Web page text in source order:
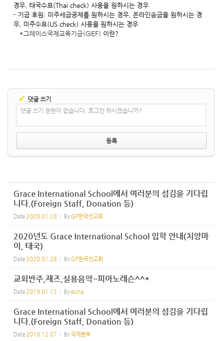
경우, 태국수표(Thai check) 사용을 원하시는 경우
- 기금 후원: 미주세금공제를 원하시는 경우, 온라인송금을 원하시는 경
우, 미주수표(US check) 사용을 원하시는 경우
* 그레이스국제교육기금(GIEF) 이란?
✔ 댓글 쓰기
댓글 쓰기 권한이 없습니다. 로그인 하시겠습니까?
Grace International School에서 여러분의 섬김을 기다립
니다.(Foreign Staff, Donation 등)
Date 2020.01.28 ByGP한국선교회
2020년도 Grace International School 입학 안내(치앙마
이, 태국)
Date 2020.01.28 ByGP한국선교회
교회반주,재즈,실용음악~피아노레슨^^*
Date 2019.01.12 Byeuna
Grace International School에서 여러분의 섬김을 기다립
니다.(Foreign Staff, Donation 등)
Date 2018.12.07 By국제본부